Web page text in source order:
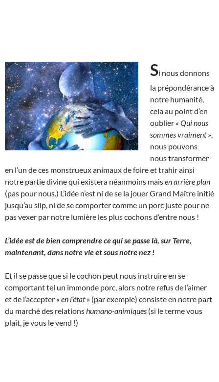
Si nous donnons
la prépondérance à
notre humanité,
cela au point d’en
oublier « Qui nous
sommes vraiment »
nous pouvons
nous transformer
en l’un de ces monstrueux animaux de foire et trahir ainsi
notre partie divine qui existera néanmoins maisen arrière plan
(pas pour nous.) L’idée n’est ni de se la jouer Grand Maître initié
jusqu’au slip, ni de se comporter comme un porc juste pour ne
pas vexer par notre lumière les plus cochons d’entre nous !
L’idée est de bien comprendre ce qui se passe là, sur Terre,
maintenant, dans notre vie et sous notre nez !
Et il se passe que si le cochon peut nous instruire en se
comportant tel un immonde porc, alors notre refus de l’aimer
et de l’accepter « en l’état» (par exemple) consiste en notre part
du marché des relations humano-animiques (si le terme vous
plaît, je vous le vend !)